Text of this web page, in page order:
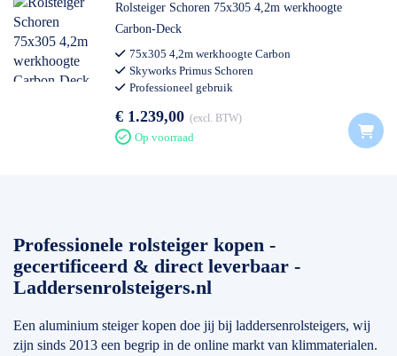
Rolsteiger Schoren 75x305 4,2m werkhoogte
Carbon-Deck
75x305 4,2m werkhoogte Carbon
Skyworks Primus Schoren
Professioneel gebruik
€ 1.239,00 excl. BTW
Op voorraad
Professionele rolsteiger kopen -
gecertificeerd & direct leverbaar -
Laddersenrolsteigers.nl
Een aluminium steiger kopen doe jij bij laddersenrolsteigers, wij
zijn sinds 2013 een begrip in de online markt van klimmaterialen.